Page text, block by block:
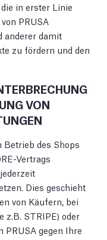
in erster Linie
PRUSA
anderer damit
zu fördern und den
VON
Betrieb des Shops
Vertrags
Dies geschieht
von Käufern, bei
z.B. STRIPE) oder
PRUSA gegen Ihre